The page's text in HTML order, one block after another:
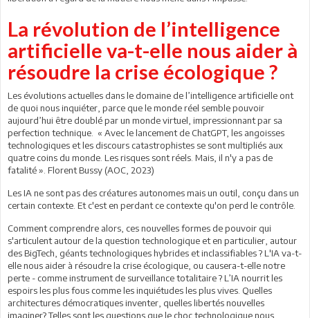
La révolution de l’intelligence
artificielle va-t-elle nous aider à
résoudre la crise écologique ?
Les évolutions actuelles dans le domaine de l’intelligence artificielle ont
de quoi nous inquiéter, parce que le monde réel semble pouvoir
aujourd’hui être doublé par un monde virtuel, impressionnant par sa
perfection technique. « Avec le lancement de ChatGPT, les angoisses
technologiques et les discours catastrophistes se sont multipliés aux
quatre coins du monde. Les risques sont réels. Mais, il n'y a pas de
fatalité ». Florent Bussy (AOC, 2023)
Les IA ne sont pas des créatures autonomes mais un outil, conçu dans un
certain contexte. Et c'est en perdant ce contexte qu'on perd le contrôle.
Comment comprendre alors, ces nouvelles formes de pouvoir qui
s'articulent autour de la question technologique et en particulier, autour
des BigTech, géants technologiques hybrides et inclassifiables ? L'IA va-t-
elle nous aider à résoudre la crise écologique, ou causera-t-elle notre
perte - comme instrument de surveillance totalitaire ? L’IA nourrit les
espoirs les plus fous comme les inquiétudes les plus vives. Quelles
architectures démocratiques inventer, quelles libertés nouvelles
imaginer? Telles sont les questions que le choc technologique nous